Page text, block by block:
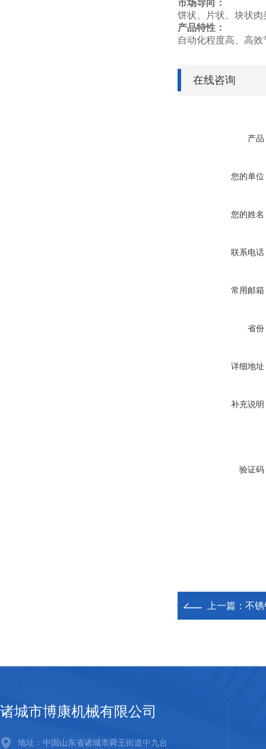
市场导向：
饼状、片状、块状
产品特性：
自动化程度高、高
在线咨询
产品
您的单位
您的姓名
联系电话
常用邮箱
省份
详细地址
补充说明
验证码
上一篇： 不
诸城市博康机械有限公司
地址：中国山东省诸城市舜王街道中九台